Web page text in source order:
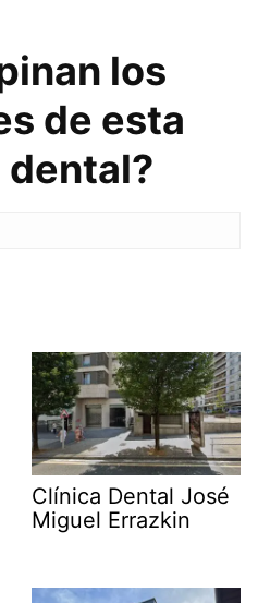
los
de esta
Clínica Dental José
Miguel Errazkin